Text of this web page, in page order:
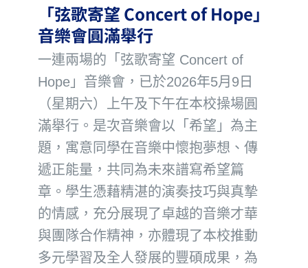
「弦歌寄望 Concert of Hope」
音樂會圓滿舉行
一連兩場的「弦歌寄望 Concert of
Hope」音樂會，已於2026年5月9日
（星期六）上午及下午在本校操場圓
滿舉行。是次音樂會以「希望」為主
題，寓意同學在音樂中懷抱夢想、傳
遞正能量，共同為未來譜寫希望篇
章。學生憑藉精湛的演奏技巧與真摯
的情感，充分展現了卓越的音樂才華
與團隊合作精神，亦體現了本校推動
多元學習及全人發展的豐碩成果，為